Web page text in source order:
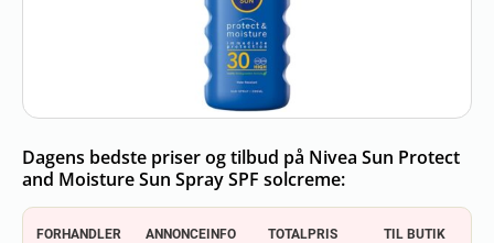
Dagens bedste priser og tilbud på Nivea Sun Protect
and Moisture Sun Spray SPF solcreme:
FORHANDLER ANNONCEINFO TOTALPRIS TIL BUTIK